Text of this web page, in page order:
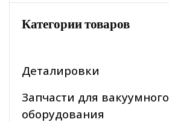
Категории товаров
Деталировки
Запчасти для вакуумного
оборудования